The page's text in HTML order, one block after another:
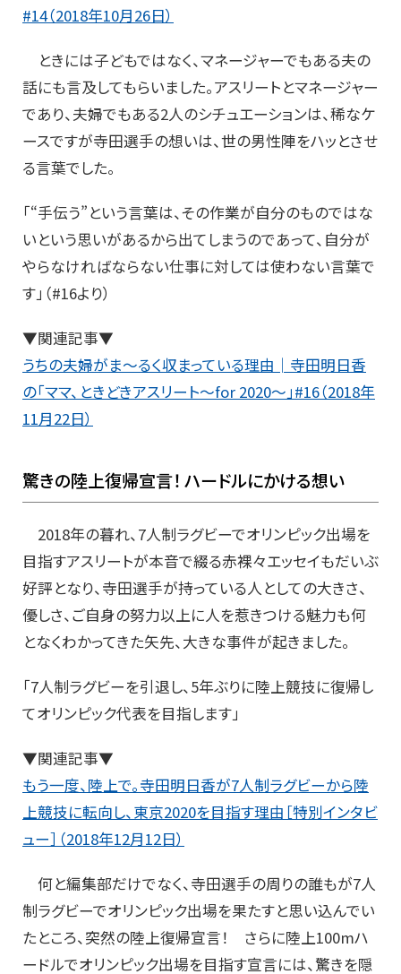
#14（2018年10月26日）
ときには子どもではなく、マネージャーでもある夫の
話にも言及してもらいました。アスリートとマネージャー
であり、夫婦でもある2人のシチュエーションは、稀なケ
ースですが寺田選手の想いは、世の男性陣をハッとさせ
る言葉でした。
「“手伝う”という言葉は、その作業が自分のものではな
いという思いがあるから出てしまうのであって、自分が
やらなければならない仕事に対しては使わない言葉で
す」（#16より）
▼関連記事▼
うちの夫婦がま～るく収まっている理由│寺田明日香
の「ママ、ときどきアスリート～for 2020～」#16（2018年
11月22日）
驚きの陸上復帰宣言！ ハードルにかける想い
2018年の暮れ、7人制ラグビーでオリンピック出場を
目指すアスリートが本音で綴る赤裸々エッセイもだいぶ
好評となり、寺田選手が持っている人としての大きさ、
優しさ、ご自身の努力以上に人を惹きつける魅力も何
となくわかってきた矢先、大きな事件が起きました。
「7人制ラグビーを引退し、5年ぶりに陸上競技に復帰し
てオリンピック代表を目指します」
▼関連記事▼
もう一度、陸上で。寺田明日香が7人制ラグビーから陸
上競技に転向し、東京2020を目指す理由［特別インタビ
ュー］（2018年12月12日）
何と編集部だけでなく、寺田選手の周りの誰もが7人
制ラグビーでオリンピック出場を果たすと思い込んでい
たところ、突然の陸上復帰宣言！ さらに陸上100mハ
ードルでオリンピック出場を目指す宣言には、驚きを隠